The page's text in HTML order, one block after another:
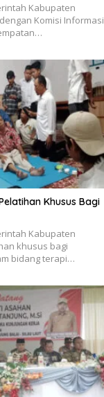
Kabupaten
Komisi Informasi
Khusus Bagi
Kabupaten
khusus bagi
bidang terapi…